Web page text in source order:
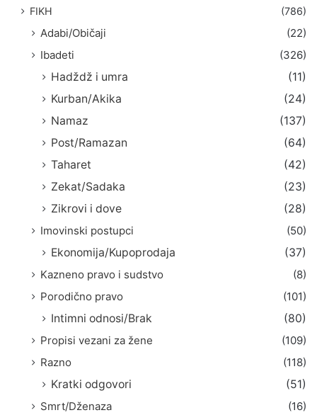
FIKH (786)
Adabi/Običaji
(22)
Ibadeti
(326)
Hadždž i umra
(11)
Kurban/Akika
(24)
Namaz
(137)
Post/Ramazan
(64)
Taharet
(42)
Zekat/Sadaka
(23)
Zikrovi i dove
(28)
Imovinski postupci
(50)
Ekonomija/Kupoprodaja
(37)
Kazneno pravo i sudstvo
(8)
Porodično pravo
(101)
Intimni odnosi/Brak
(80)
Propisi vezani za žene
(109)
Razno
(118)
Kratki odgovori
(51)
Smrt/Dženaza
(16)